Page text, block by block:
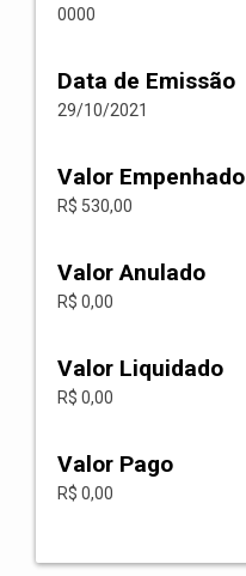
0000
Data de Emissão
29/10/2021
Valor Empenhado
R$ 530,00
Valor Anulado
R$ 0,00
Valor Liquidado
R$ 0,00
Valor Pago
R$ 0,00